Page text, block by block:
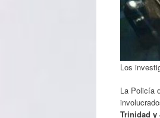
Los
La Policía
Trinidad y